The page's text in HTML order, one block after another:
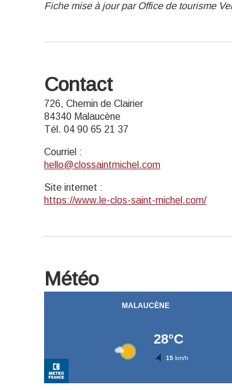
Fiche mise à jour par Office de tourisme
Contact
726, Chemin de Clairier
84340 Malaucène
Tél. 04 90 65 21 37
Courriel :
hello@clossaintmichel.com
Site internet :
https://www.le-clos-saint-michel.com/
Météo